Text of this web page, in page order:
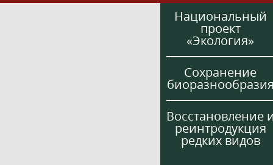
Национальный
проект
«Экология»
Сохранение
Восстановление
реинтродукция
редких видов